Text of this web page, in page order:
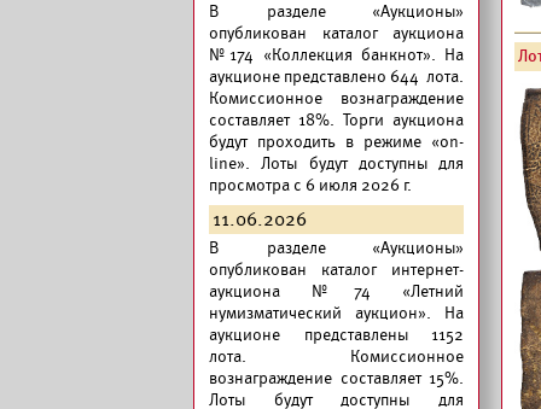
В разделе «Аукционы»
опубликован каталог аукциона
№174 «Коллекция банкнот». На
аукционе представлено 644 лота.
Комиссионное вознаграждение
составляет 18%. Торги аукциона
будут проходить в режиме «on-
line». Лоты будут доступны для
просмотра с 6 июля 2026 г.
11.06.2026
В разделе «Аукционы»
опубликован каталог интернет-
аукциона №74 «Летний
нумизматический аукцион». На
аукционе представлены 1152
лота. Комиссионное
вознаграждение составляет 15%.
Лоты будут доступны для